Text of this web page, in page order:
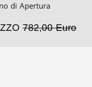
di Apertura
782,00 Euro